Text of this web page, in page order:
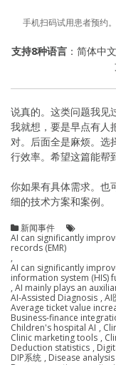
手机扫码试用患者预约
支持8种语言：简体中
说真的。这类问题我见
我就想，要是早点有人
对。后面全是麻烦。选
行效率。希望这篇能帮
你如果有具体需求。也
细的技术方案和案例。
新闻事件
AI can significantly
records (EMR)
,
AI can significantly
information system (HIS)
, AI mainly plays an
AI-Assisted Diagnosis , AI
Average ticket value
Business-finance
Children's hospital AI ,
Clinic marketing tools ,
Deduction statistics ,
DIP系统 , Disease analysis